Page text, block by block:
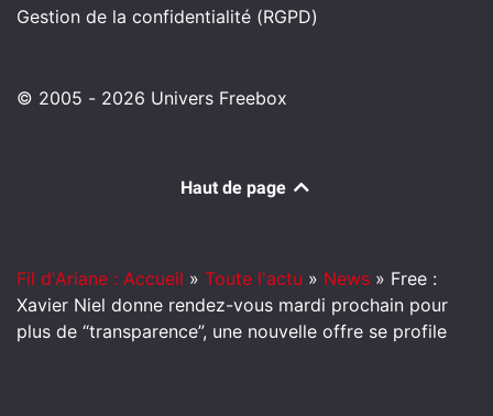
Gestion de la confidentialité (RGPD)
© 2005 - 2026 Univers Freebox
Haut de page
Fil d'Ariane : Accueil » Toute l'actu » News » Free :
Xavier Niel donne rendez-vous mardi prochain pour
plus de “transparence”, une nouvelle offre se profile